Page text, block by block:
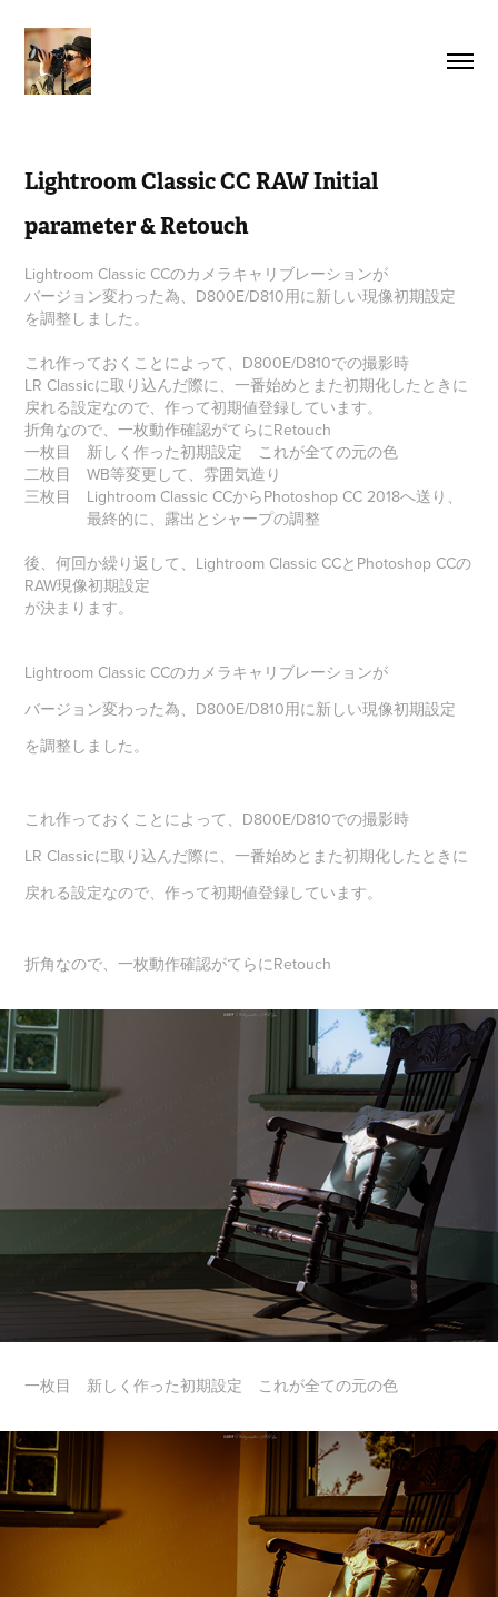
Lightroom Classic CC RAW Initial
parameter & Retouch
Lightroom Classic CCのカメラキャリブレーションが
バージョン変わった為、D800E/D810用に新しい現像初期設定
を調整しました。
これ作っておくことによって、D800E/D810での撮影時
LR Classicに取り込んだ際に、一番始めとまた初期化したときに
戻れる設定なので、作って初期値登録しています。
折角なので、一枚動作確認がてらにRetouch
一枚目 新しく作った初期設定 これが全ての元の色
二枚目 WB等変更して、雰囲気造り
三枚目 Lightroom Classic CCからPhotoshop CC 2018へ送り、
最終的に、露出とシャープの調整
後、何回か繰り返して、Lightroom Classic CCとPhotoshop CCの
RAW現像初期設定
が決まります。
Lightroom Classic CCのカメラキャリブレーションが
バージョン変わった為、D800E/D810用に新しい現像初期設定
を調整しました。
これ作っておくことによって、D800E/D810での撮影時
LR Classicに取り込んだ際に、一番始めとまた初期化したときに
戻れる設定なので、作って初期値登録しています。
折角なので、一枚動作確認がてらにRetouch
一枚目 新しく作った初期設定 これが全ての元の色